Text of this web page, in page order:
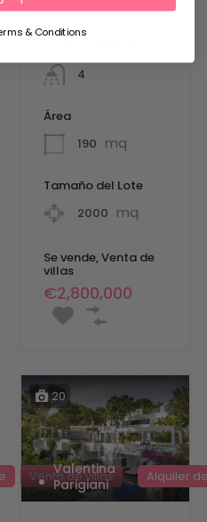
4
Área
190 mq
Tamaño del Lote
2000 mq
Se vende, Venta de
villas
€2,800,000
Venta de villas
20
Valentina
Parigiani
Alquiler
& Conditions